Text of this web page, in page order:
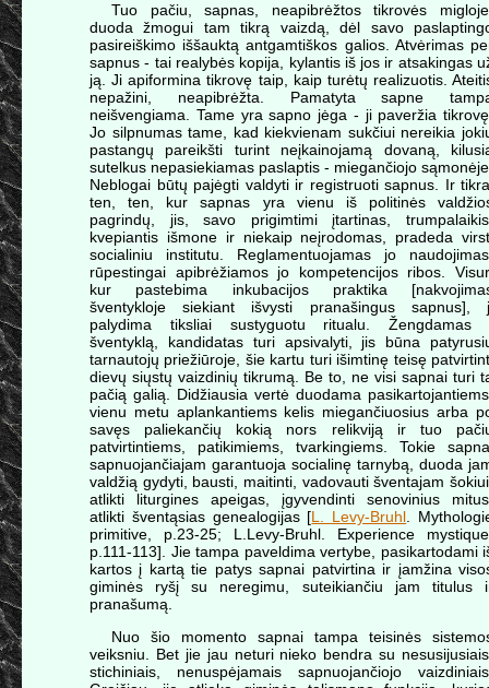
Tuo pačiu, sapnas, neapibrėžtos tikrovės
duoda žmogui tam tikrą vaizdą, dėl savo
pasireiškimo iššauktą antgamtiškos galios. Atvėrimas
sapnus - tai realybės kopija, kylantis iš jos ir atsakingas
ją. Ji apiformina tikrovę taip, kaip turėtų realizuotis.
nepažini, neapibrėžta. Pamatyta sapne
neišvengiama. Tame yra sapno jėga - ji paveržia
Jo silpnumas tame, kad kiekvienam sukčiui nereikia
pastangų pareikšti turint neįkainojamą dovaną,
sutelkus nepasiekiamas paslaptis - miegančiojo
Neblogai būtų pajėgti valdyti ir registruoti sapnus. Ir
ten, ten, kur sapnas yra vienu iš politinės
pagrindų, jis, savo prigimtimi įtartinas,
kvepiantis išmone ir niekaip neįrodomas, pradeda
socialiniu institutu. Reglamentuojamas jo
rūpestingai apibrėžiamos jo kompetencijos ribos.
kur pastebima inkubacijos praktika
šventykloje siekiant išvysti pranašingus sapnus],
palydima tiksliai sustyguotu ritualu. Žengdamas
šventyklą, kandidatas turi apsivalyti, jis būna
tarnautojų priežiūroje, šie kartu turi išimtinę teisę
dievų siųstų vaizdinių tikrumą. Be to, ne visi sapnai turi
pačią galią. Didžiausia vertė duodama
vienu metu aplankantiems kelis miegančiuosius arba
savęs paliekančių kokią nors relikviją ir tuo
patvirtintiems, patikimiems, tvarkingiems. Tokie
sapnuojančiajam garantuoja socialinę tarnybą, duoda
valdžią gydyti, bausti, maitinti, vadovauti šventajam
atlikti liturgines apeigas, įgyvendinti senovinius
atlikti šventąsias genealogijas [L. Levy-Bruhl.
primitive, p.23-25; L.Levy-Bruhl. Experience
p.111-113]. Jie tampa paveldima vertybe, pasikartodami
kartos į kartą tie patys sapnai patvirtina ir įamžina
giminės ryšį su neregimu, suteikiančiu jam titulus
pranašumą.
Nuo šio momento sapnai tampa teisinės
veiksniu. Bet jie jau neturi nieko bendra su
stichiniais, nenuspėjamais sapnuojančiojo